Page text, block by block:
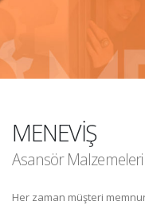
MENEVİŞ
Asansör
Her zaman müşteri